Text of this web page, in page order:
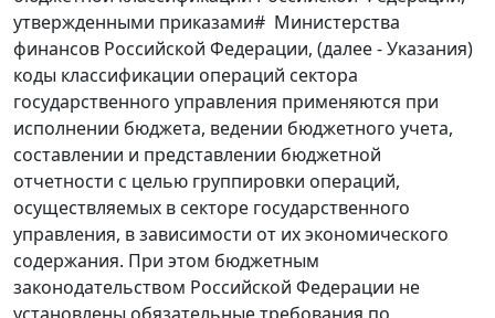
утвержденными приказами# Министерства
финансов Российской Федерации, (далее - Указания)
коды классификации операций сектора
государственного управления применяются при
исполнении бюджета, ведении бюджетного учета,
составлении и представлении бюджетной
отчетности с целью группировки операций,
осуществляемых в секторе государственного
управления, в зависимости от их экономического
содержания. При этом бюджетным
законодательством Российской Федерации не